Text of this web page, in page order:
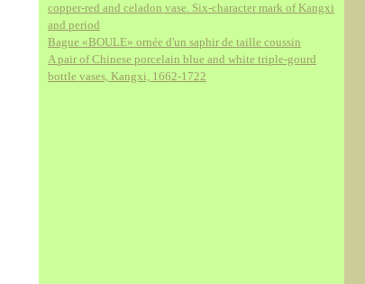
copper-red and celadon vase. Six-character mark of Kangxi
and period
Bague «BOULE» ornée d'un saphir de taille coussin
A pair of Chinese porcelain blue and white triple-gourd
bottle vases, Kangxi, 1662-1722